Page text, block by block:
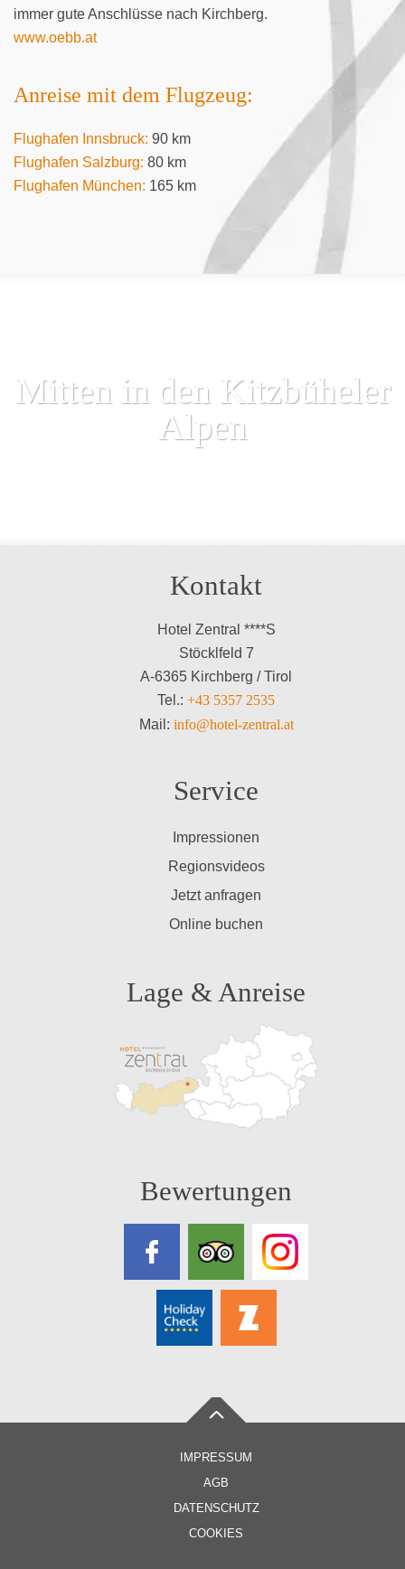
immer gute Anschlüsse nach Kirchberg.
www.oebb.at
Anreise mit dem Flugzeug:
Flughafen Innsbruck: 90 km
Flughafen Salzburg: 80 km
Flughafen München: 165 km
Mitten in den Kitzbüheler
Alpen
Kontakt
Hotel Zentral ****S
Stöcklfeld 7
A-6365 Kirchberg / Tirol
Tel.: +43 5357 2535
Mail: info@hotel-zentral.at
Service
Impressionen
Regionsvideos
Jetzt anfragen
Online buchen
Lage & Anreise
Bewertungen
IMPRESSUM
AGB
DATENSCHUTZ
COOKIES